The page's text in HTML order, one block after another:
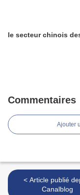
le secteur chinois
Commentaires
Ajouter
< Article publié depuis
Canalblog